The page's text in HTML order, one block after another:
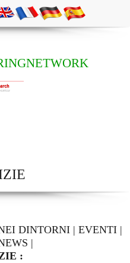
DINTORNI | EVENTI |
|
: